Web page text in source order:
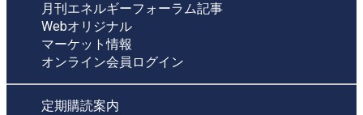
月刊エネルギーフォーラム記事
Webオリジナル
マーケット情報
オンライン会員ログイン
定期購読案内